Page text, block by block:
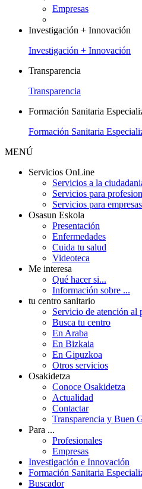
Empresas
Investigación + Innovación
Investigación + Innovación
Transparencia
Transparencia
Formación Sanitaria
Formación Sanitaria
MENÚ
Servicios OnLine
Servicios a la
Servicios para
Servicios para empresas
Osasun Eskola
Presentación
Enfermedades
Cuida tu salud
Videoteca
Me interesa
Qué hacer si...
Información sobre ...
tu centro sanitario
Servicio de atención al
Busca tu centro
En Araba
En Bizkaia
En Gipuzkoa
Otros servicios
Osakidetza
Conoce Osakidetza
Actualidad
Contactar
Transparencia y Buen
Para ...
Profesionales
Empresas
Investigación e Innovación
Formación Sanitaria
Buscador